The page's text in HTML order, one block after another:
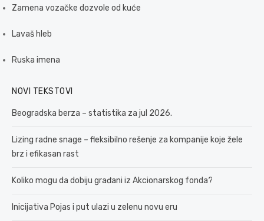
Zamena vozačke dozvole od kuće
Lavaš hleb
Ruska imena
NOVI TEKSTOVI
Beogradska berza – statistika za jul 2026.
Lizing radne snage – fleksibilno rešenje za kompanije koje žele
brz i efikasan rast
Koliko mogu da dobiju građani iz Akcionarskog fonda?
Inicijativa Pojas i put ulazi u zelenu novu eru